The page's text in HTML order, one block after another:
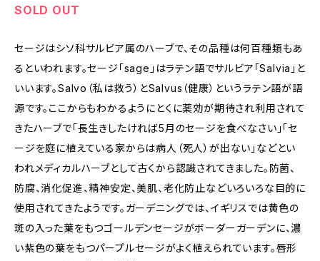
SOLD OUT
セージはシソ科サルビア属のハーブで、その品種は何百種類もあ
るといわれます。セージ「sage」はラテン語でサルビア「Salvia」と
いいます。Salvo（私は救う）とSalvus（健康）というラテン語が語
源です。ここからもわかるようにとくに薬効が期待され利用されて
きたハーブで「長生きしたければ5月のセージを食べなさい」「セ
ージを庭に植えている家からは病人（死人）が出ない」などとい
われメディカルハーブとして古くから認識されてきました。防菌、
防腐、消化促進、精神安定、美肌、老化防止などいろいろな目的に
使用されてきたようです。ガーデニングでは、イギリスでは黄色の
斑の入った葉をもつゴールデンセージがボーダーガーデンに、濃
い紫色の葉をもつパープルセージがよく植えられています。唇形